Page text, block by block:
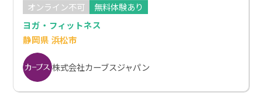
オンライン不可
無料体験あり
ヨガ・フィットネス
静岡県 浜松市
株式会社カーブスジャパン